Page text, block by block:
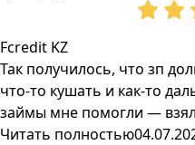
Fcredit KZ
Так получилось, что зп
что-то кушать и как-то
займы мне помогли —
Читать полностью